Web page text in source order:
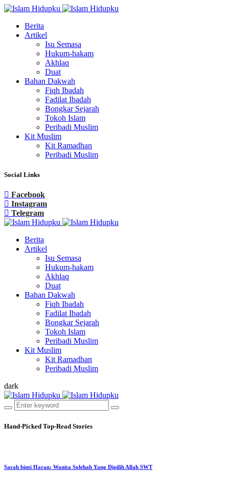
Berita
Artikel
Isu Semasa
Hukum-hakam
Akhlaq
Duat
Bahan Dakwah
Fiqh Ibadah
Fadilat Ibadah
Bongkar Sejarah
Tokoh Islam
Peribadi Muslim
Kit Muslim
Kit Ramadhan
Peribadi Muslim
Social Links
Facebook
Instagram
Telegram
Berita
Artikel
Isu Semasa
Hukum-hakam
Akhlaq
Duat
Bahan Dakwah
Fiqh Ibadah
Fadilat Ibadah
Bongkar Sejarah
Tokoh Islam
Peribadi Muslim
Kit Muslim
Kit Ramadhan
Peribadi Muslim
dark
Hand-Picked Top-Read Stories
Sarah binti Haran: Wanita Solehah Yang Dipilih Allah SWT